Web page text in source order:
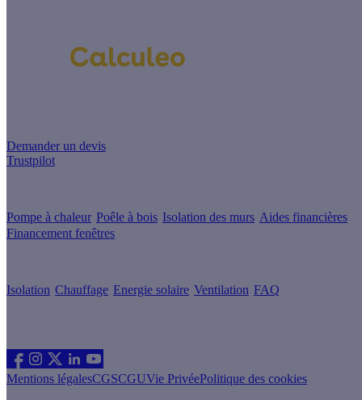
Demander un devis
Trustpilot
Pompe à chaleur Poêle à bois Isolation des murs Aides financières
Financement fenêtres
Isolation Chauffage Energie solaire Ventilation FAQ
Mentions légalesCGSCGUVie PrivéePolitique des cookies